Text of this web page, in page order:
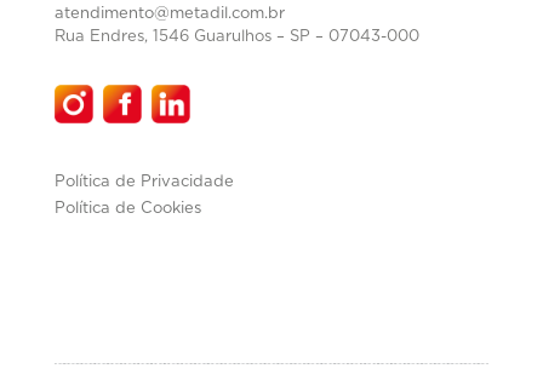
atendimento@metadil.com.br
Rua Endres, 1546 Guarulhos – SP – 07043-000
Política de Privacidade
Política de Cookies